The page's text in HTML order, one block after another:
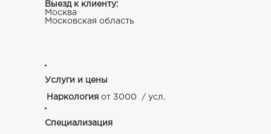
Выезд к клиенту:
Москва
Московская область
Услуги и цены
Наркология от 3000 / усл.
Специализация